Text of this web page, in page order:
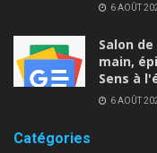
6 AOÛT
Salon
main,
Sens à
6 AOÛT
Catégories